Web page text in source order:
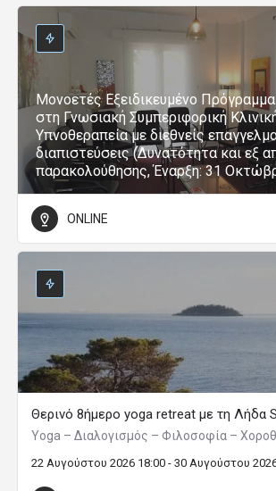
Μονοετές Εξειδικευμένο
στη Γνωσιακή Συμπεριφορική
Υπνοθεραπεία με διεθνείς
διαπιστεύσεις (Δυνατότητα και εξ
παρακολούθησης, Έναρξη: 31
ONLINE
Θερινό 8ήμερο yoga retreat με τη Λήδα
Yoga – Διαλογισμός – Φιλοσοφία –
22 Αυγούστου 2026 18:00 - 30 Αυγούστου